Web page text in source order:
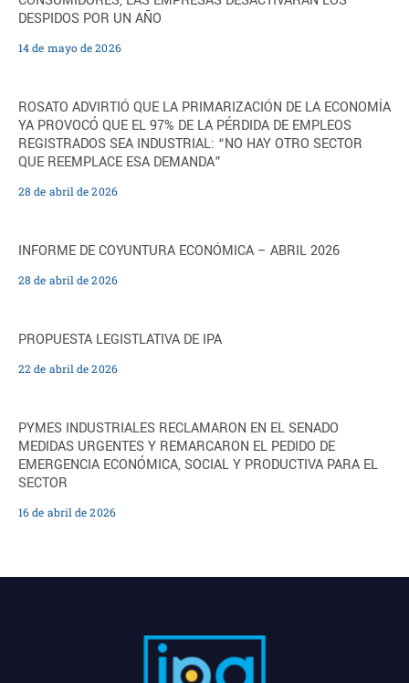
DESPIDOS POR UN AÑO
14 de mayo de 2026
ROSATO ADVIRTIÓ QUE LA PRIMARIZACIÓN DE LA ECONOMÍA
YA PROVOCÓ QUE EL 97% DE LA PÉRDIDA DE EMPLEOS
REGISTRADOS SEA INDUSTRIAL: “NO HAY OTRO SECTOR
QUE REEMPLACE ESA DEMANDA”
28 de abril de 2026
INFORME DE COYUNTURA ECONÓMICA – ABRIL 2026
28 de abril de 2026
PROPUESTA LEGISTLATIVA DE IPA
22 de abril de 2026
PYMES INDUSTRIALES RECLAMARON EN EL SENADO
MEDIDAS URGENTES Y REMARCARON EL PEDIDO DE
EMERGENCIA ECONÓMICA, SOCIAL Y PRODUCTIVA PARA EL
SECTOR
16 de abril de 2026